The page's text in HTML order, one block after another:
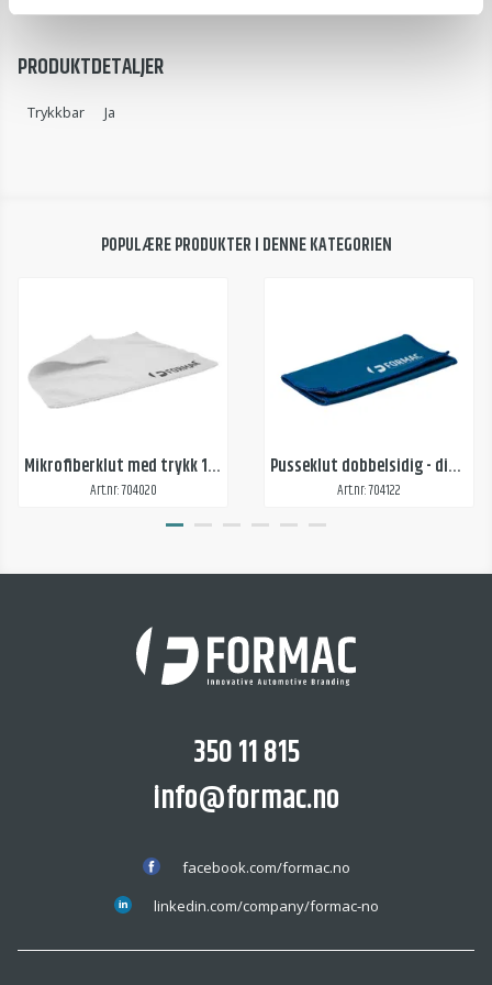
PRODUKTDETALJER
Trykkbar Ja
POPULÆRE PRODUKTER I DENNE KATEGORIEN
Mikrofiberklut med trykk 1 farge
Art.nr: 704020
Pusseklut dobbelsidig - digitaltrykk
Art.nr: 704122
350 11 815
info@formac.no
facebook.com/formac.no
linkedin.com/company/formac-no